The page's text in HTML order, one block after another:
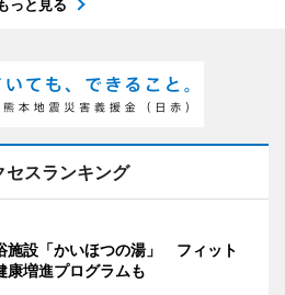
っと見る
セスランキング
施設「かいほつの湯」 フィット
康増進プログラムも